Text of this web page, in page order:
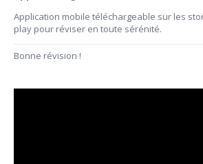
Application mobile téléchargeable sur les
play pour réviser en toute sérénité.
Bonne révision !